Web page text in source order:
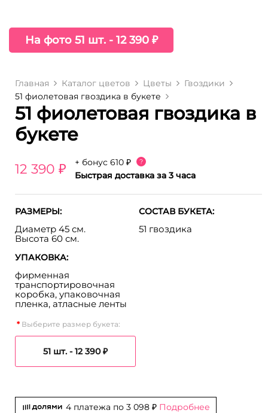
На фото 51 шт. - 12 390 ₽
Главная Каталог цветов Цветы
Гвоздики
51 фиолетовая гвоздика в букете
51 фиолетовая гвоздика в
букете
12 390 ₽ + бонус 610 ₽ ?
Быстрая доставка за 3 часа
РАЗМЕРЫ:
Диаметр 45 см.
Высота 60 см.
СОСТАВ БУКЕТА:
51 гвоздика
УПАКОВКА:
фирменная
транспортировочная
коробка, упаковочная
пленка, атласные ленты
Выберите размер букета:
51 шт. -12 390 ₽
4 платежа по 3 098 ₽ Подробнее